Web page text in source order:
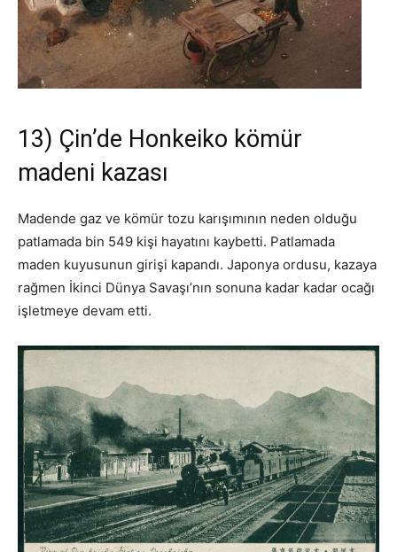
13) Çin’de Honkeiko kömür
madeni kazası
Madende gaz ve kömür tozu karışımının neden olduğu
patlamada bin 549 kişi hayatını kaybetti. Patlamada
maden kuyusunun girişi kapandı. Japonya ordusu, kazaya
rağmen İkinci Dünya Savaşı’nın sonuna kadar kadar ocağı
işletmeye devam etti.